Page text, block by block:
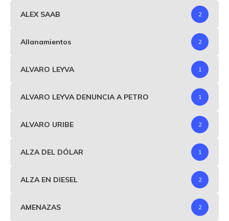
ALEX SAAB 2
Allanamientos 2
ALVARO LEYVA 1
ALVARO LEYVA DENUNCIA A PETRO 1
ALVARO URIBE 2
ALZA DEL DÓLAR 1
ALZA EN DIESEL 2
AMENAZAS 2